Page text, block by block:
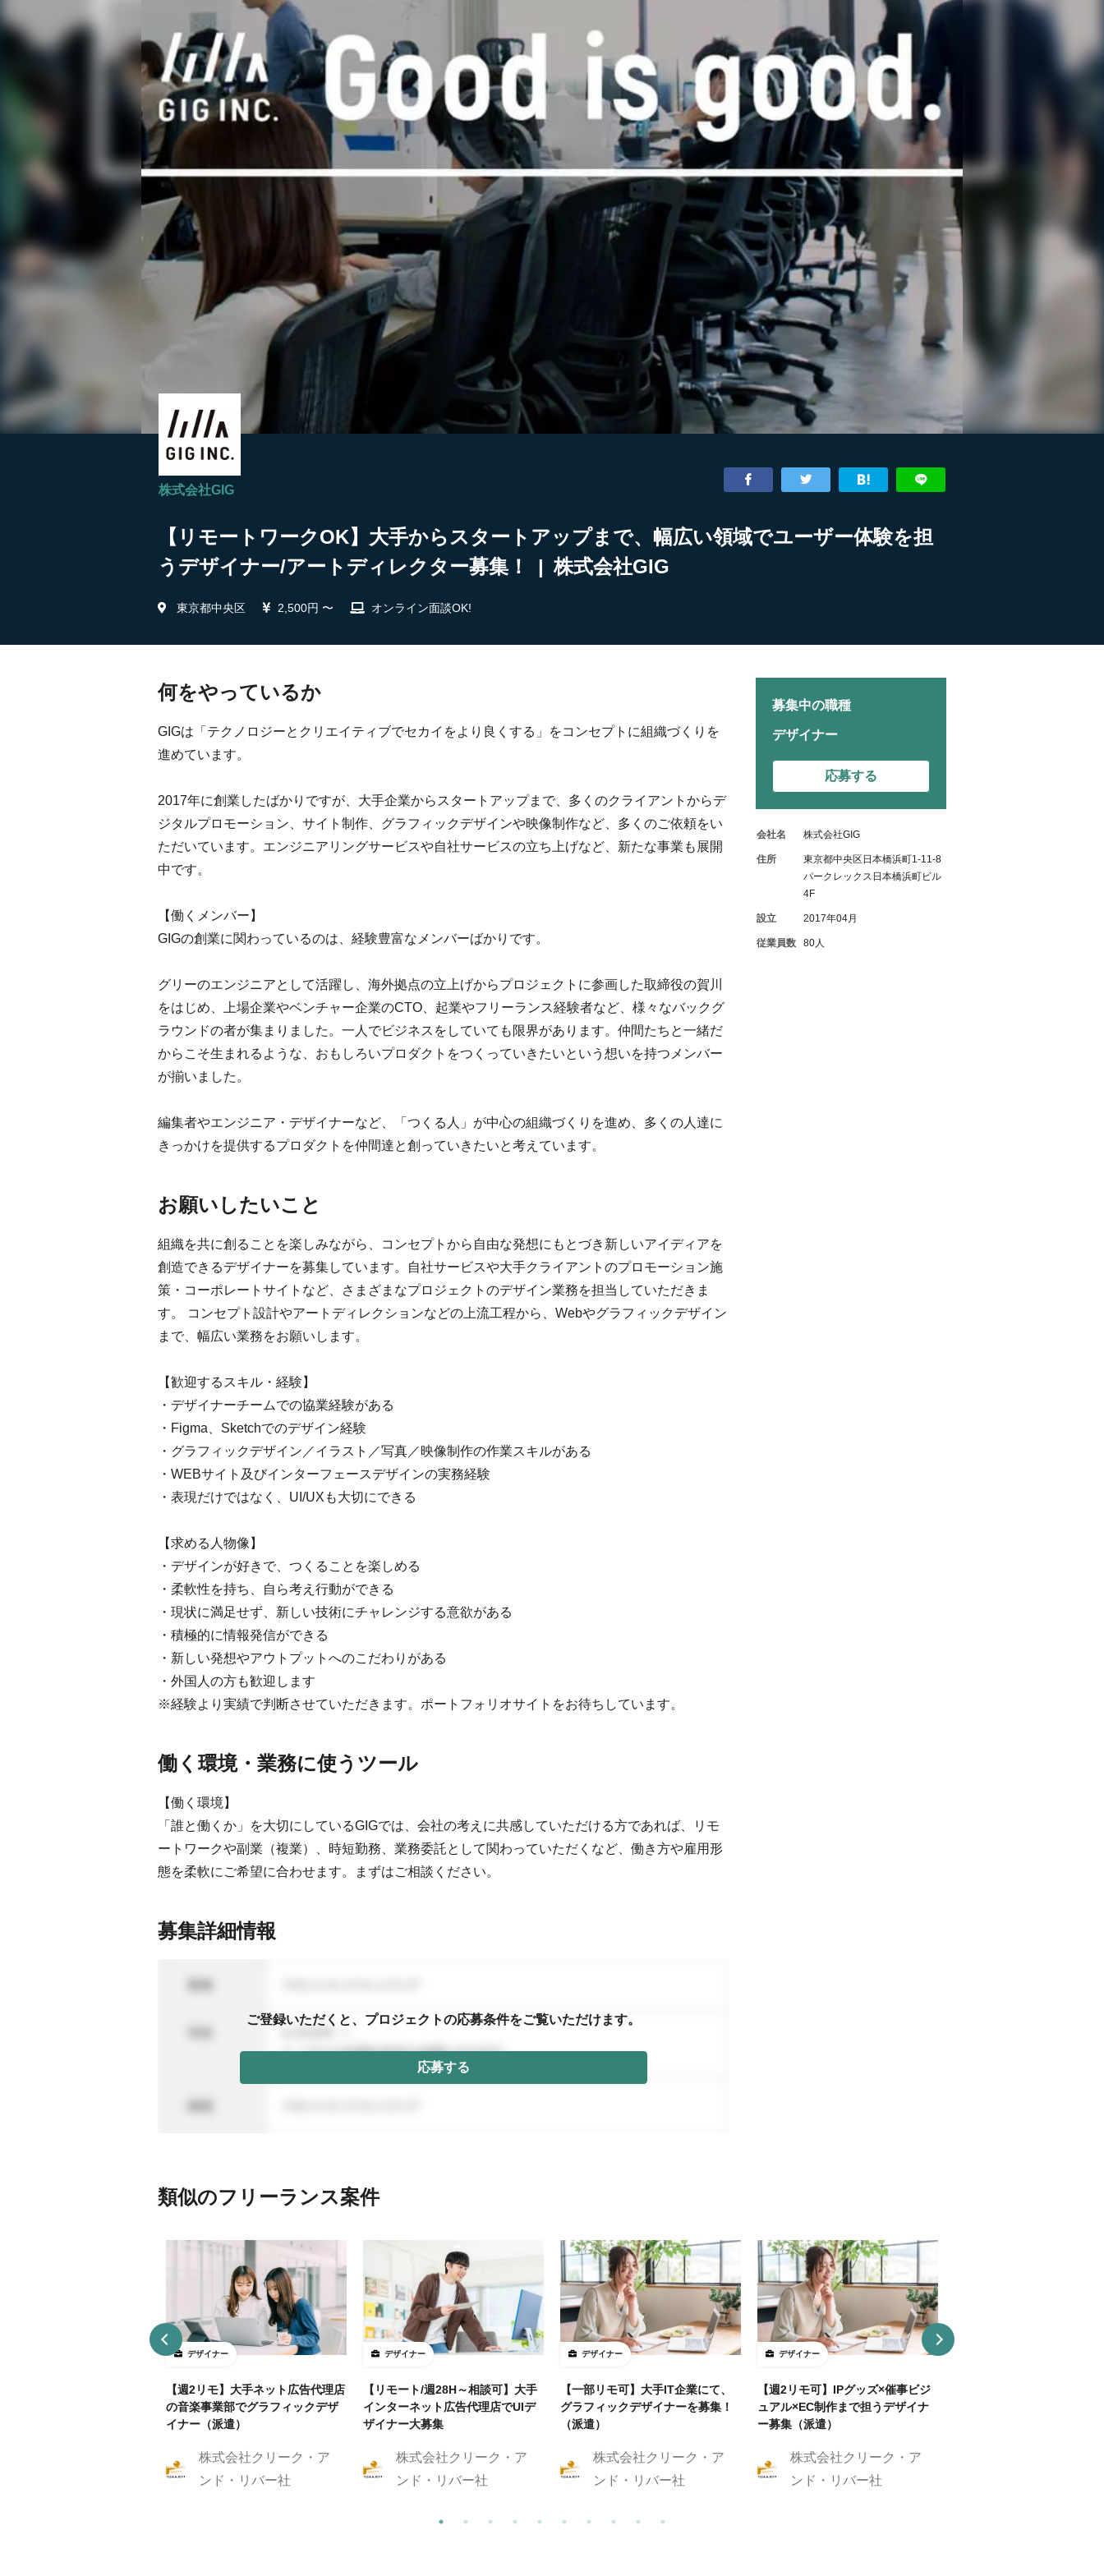
株式会社GIG
【リモートワークOK】大手からスタートアップまで、幅広い領域でユーザー体験を担
うデザイナー/アートディレクター募集！ | 株式会社GIG
東京都中央区 2,500円 〜 オンライン面談OK!
何をやっているか
GIGは「テクノロジーとクリエイティブでセカイをより良くする」をコンセプトに組織づくりを
進めています。
2017年に創業したばかりですが、大手企業からスタートアップまで、多くのクライアントからデ
ジタルプロモーション、サイト制作、グラフィックデザインや映像制作など、多くのご依頼をい
ただいています。エンジニアリングサービスや自社サービスの立ち上げなど、新たな事業も展開
中です。
【働くメンバー】
GIGの創業に関わっているのは、経験豊富なメンバーばかりです。
グリーのエンジニアとして活躍し、海外拠点の立上げからプロジェクトに参画した取締役の賀川
をはじめ、上場企業やベンチャー企業のCTO、起業やフリーランス経験者など、様々なバックグ
ラウンドの者が集まりました。一人でビジネスをしていても限界があります。仲間たちと一緒だ
からこそ生まれるような、おもしろいプロダクトをつくっていきたいという想いを持つメンバー
が揃いました。
編集者やエンジニア・デザイナーなど、「つくる人」が中心の組織づくりを進め、多くの人達に
きっかけを提供するプロダクトを仲間達と創っていきたいと考えています。
お願いしたいこと
組織を共に創ることを楽しみながら、コンセプトから自由な発想にもとづき新しいアイディアを
創造できるデザイナーを募集しています。自社サービスや大手クライアントのプロモーション施
策・コーポレートサイトなど、さまざまなプロジェクトのデザイン業務を担当していただきま
す。 コンセプト設計やアートディレクションなどの上流工程から、Webやグラフィックデザイン
まで、幅広い業務をお願いします。
【歓迎するスキル・経験】
・デザイナーチームでの協業経験がある
・Figma、Sketchでのデザイン経験
・グラフィックデザイン／イラスト／写真／映像制作の作業スキルがある
・WEBサイト及びインターフェースデザインの実務経験
・表現だけではなく、UI/UXも大切にできる
【求める人物像】
・デザインが好きで、つくることを楽しめる
・柔軟性を持ち、自ら考え行動ができる
・現状に満足せず、新しい技術にチャレンジする意欲がある
・積極的に情報発信ができる
・新しい発想やアウトプットへのこだわりがある
・外国人の方も歓迎します
※経験より実績で判断させていただきます。ポートフォリオサイトをお待ちしています。
働く環境・業務に使うツール
【働く環境】
「誰と働くか」を大切にしているGIGでは、会社の考えに共感していただける方であれば、リモ
ートワークや副業（複業）、時短勤務、業務委託として関わっていただくなど、働き方や雇用形
態を柔軟にご希望に合わせます。まずはご相談ください。
募集詳細情報
ご登録いただくと、プロジェクトの応募条件をご覧いただけます。
応募する
募集中の職種
デザイナー
応募する
会社名 株式会社GIG
住所
東京都中央区日本橋浜町1-11-8
パークレックス日本橋浜町ビル
4F
設立 2017年04月
従業員数 80人
類似のフリーランス案件
デザイナー
【週2リモ】大手ネット広告代理店
の音楽事業部でグラフィックデザ
イナー（派遣）
株式会社クリーク・ア
ンド・リバー社
デザイナー
【リモート/週28H～相談可】大手
インターネット広告代理店でUIデ
ザイナー大募集
株式会社クリーク・ア
ンド・リバー社
デザイナー
【一部リモ可】大手IT企業にて、
グラフィックデザイナーを募集！
（派遣）
株式会社クリーク・ア
ンド・リバー社
デザイナー
【週2リモ可】IPグッズ×催事ビジ
ュアル×EC制作まで担うデザイナ
ー募集（派遣）
株式会社クリーク・ア
ンド・リバー社